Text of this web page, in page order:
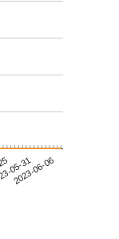
05-31
2023-06-06